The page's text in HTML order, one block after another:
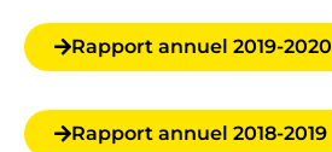
Rapport annuel 2019-2020
Rapport annuel 2018-2019